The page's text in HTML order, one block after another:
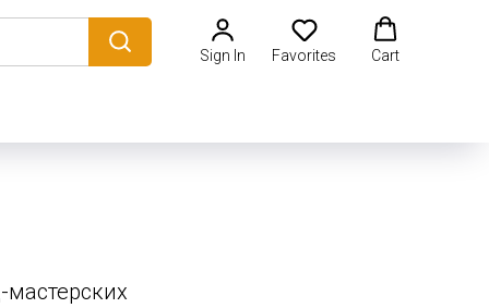
Sign In Favorites Cart
мастерских